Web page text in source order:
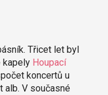
Třicet let byl
kapely Houpací
koncertů u
alb. V současné